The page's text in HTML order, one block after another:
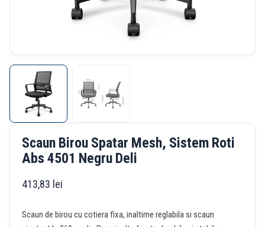
Scaun Birou Spatar Mesh, Sistem Roti
Abs 4501 Negru Deli
413,83 lei
Scaun de birou cu cotiera fixa, inaltime reglabila si scaun